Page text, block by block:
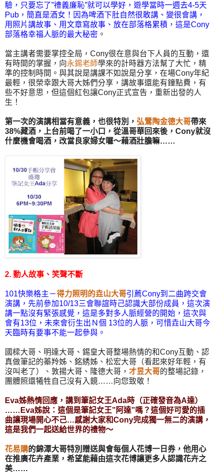
驗，只要忘了”禮義廉恥”就可以學好，遊學當時一週去4-5天
Pub，簡直是酒女！因為啤酒下肚自然很敢講、變很會講，
用照片講故事、用文章寫故事、放在部落格累積，這是Cony
部落格幸福人脈的最大秘密 。
當主講者需要掌控全局，Cony很在意與台下人員的互動，還
有時間的掌握，向永錫老師學來的計時器方法幫了大忙，精
準的控制時間。與其說是講課不如說是分享，在場Cony年紀
最輕，很榮幸跟大哥大姊們分享，講故事還能有鐘點費，有
些不好意思，但這個紅包讓Cony正式宣告，重新出發的人
生！
第一次的演講相當有意義，也很特別， 弘鶯陶金德大哥帶來
38%藏酒，上台前喝了一小口，從溫哥華回來後，Cony就沒
什麼機會喝酒，改當良家婦女囉～藉酒壯膽嘛……
2. 動人故事、笑聲不斷
101快樂格主－得力照明的垚山大哥引薦Cony到二曲跨交會
演講，先前參加10/13三會聯誼時己認識大部份成員，這次演
講一點沒有緊張感覺，這是多對多人脈經營的開始，這次與
會有13位，未來會衍生出Ｎ個 13位的人脈，可惜垚山大哥今
天臨時有要事不能一起參與。
國樑大哥、明達大哥、錫皇大哥整場熱情的和Cony互動、認
真做筆記的蓁羚姊、銘綉姊、松宏大哥（看起來好年輕，有
沒叫老了）、敦揚大哥、隆德大哥， 才昱大哥的整場記錄，
團體照還犧牲自己沒有入鏡……向您致敬！
Eva姊熱情回應，講到筆記女王Ada時（正確發音為A達）
……Eva姊說：這個是筆記女王”阿達”嗎？這個好可愛的插
曲讓現場開心不己…感謝大家和Cony完成獨一無二的演講，
這是我們一起送給世界的禮物～
花易購的錦潭大哥特別贈送與會每個人花博一日券，他用心
在推廣花卉產業，希望能藉由這次花博讓更多人認識花卉之
美……